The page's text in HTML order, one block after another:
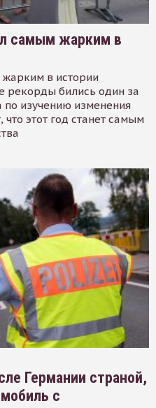
самым жарким в
в истории
рекорды бились один за
по изучению изменения
этот год станет самым
Германии страной,
с